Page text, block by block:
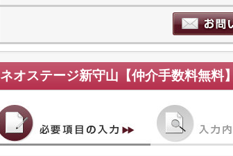
ネオステージ新守山【仲介手数料無料】